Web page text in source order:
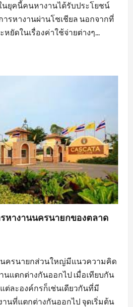
นยุคนี้คนหางานได้รับประโยชน์
ารหางานผ่านโซเชียล นอกจากที่
ยัดในเรื่องค่าใช้จ่ายต่างๆ...
หางานนครนายกของตลาด
ครนายกส่วนใหญ่มีแนวความคิด
นแตกต่างกันออกไป เมื่อเทียบกัน
ต่ละองค์กรก็เช่นเดียวกันที่มี
นที่แตกต่างกันออกไป จุดเริ่มต้น